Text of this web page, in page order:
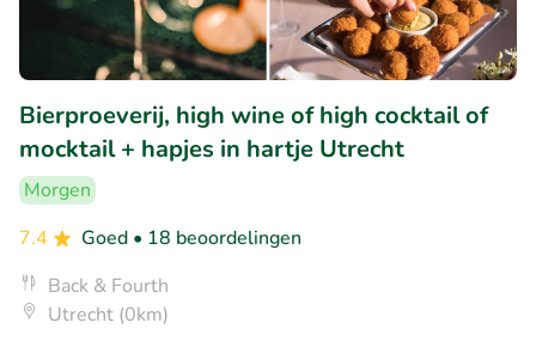
Bierproeverij, high wine of high cocktail of
mocktail + hapjes in hartje Utrecht
Morgen
7.4
Goed • 18 beoordelingen
Back & Fourth
Utrecht (0km)